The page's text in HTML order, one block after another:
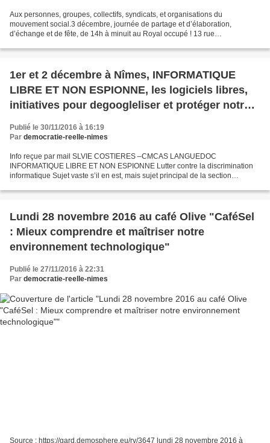
Aux personnes, groupes, collectifs, syndicats, et organisations du
mouvement social.3 décembre, journée de partage et d’élaboration,
d’échange et de fête, de 14h à minuit au Royal occupé ! 13 rue
1er et 2 décembre à Nîmes, INFORMATIQUE
LIBRE ET NON ESPIONNE, les logiciels libres,
initiatives pour degoogleliser et protéger notre
vie personnelle sur la toile
Publié le 30/11/2016 à 16:19
Par democratie-reelle-nimes
Info reçue par mail SLVIE COSTIERES –CMCAS LANGUEDOC
INFORMATIQUE LIBRE ET NON ESPIONNE Lutter contre la discrimination
informatique Sujet vaste s’il en est, mais sujet principal de la section
Lundi 28 novembre 2016 au café Olive "CaféSel
: Mieux comprendre et maîtriser notre
environnement technologique"
Publié le 27/11/2016 à 22:31
Par democratie-reelle-nimes
Source : https://gard.demosphere.eu/rv/3647 lundi 28 novembre 2016 à